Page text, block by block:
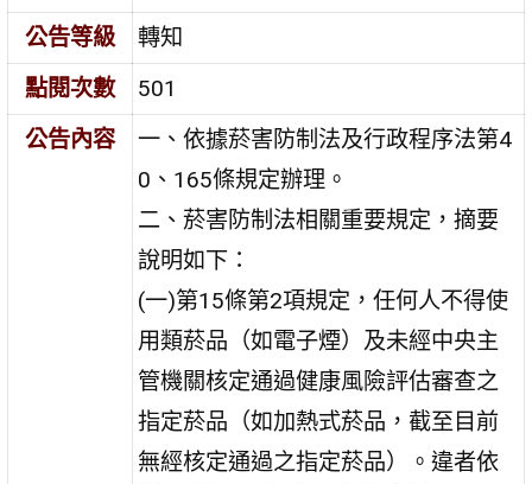
公告等級
轉知
點閱次數
501
公告內容
一、依據菸害防制法及行政程序法第4
0、165條規定辦理。
二、菸害防制法相關重要規定，摘要
說明如下：
(一)第15條第2項規定，任何人不得使
用類菸品（如電子煙）及未經中央主
管機關核定通過健康風險評估審查之
指定菸品（如加熱式菸品，截至目前
無經核定通過之指定菸品）。違者依